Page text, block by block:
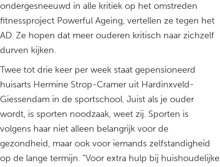
ondergesneeuwd in alle kritiek op het omstreden
fitnessproject Powerful Ageing, vertellen ze tegen het
AD. Ze hopen dat meer ouderen kritisch naar zichzelf
durven kijken.
Twee tot drie keer per week staat gepensioneerd
huisarts Hermine Strop-Cramer uit Hardinxveld-
Giessendam in de sportschool. Juist als je ouder
wordt, is sporten noodzaak, weet zij. Sporten is
volgens haar niet alleen belangrijk voor de
gezondheid, maar ook voor iemands zelfstandigheid
op de lange termijn. “Voor extra hulp bij huishoudelijke